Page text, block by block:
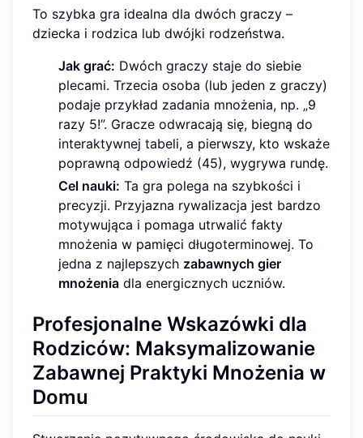
To szybka gra idealna dla dwóch graczy –
dziecka i rodzica lub dwójki rodzeństwa.
Jak grać: Dwóch graczy staje do siebie
plecami. Trzecia osoba (lub jeden z graczy)
podaje przykład zadania mnożenia, np. „9
razy 5!”. Gracze odwracają się, biegną do
interaktywnej tabeli, a pierwszy, kto wskaże
poprawną odpowiedź (45), wygrywa rundę.
Cel nauki: Ta gra polega na szybkości i
precyzji. Przyjazna rywalizacja jest bardzo
motywująca i pomaga utrwalić fakty
mnożenia w pamięci długoterminowej. To
jedna z najlepszych zabawnych gier
mnożenia dla energicznych uczniów.
Profesjonalne Wskazówki dla
Rodziców: Maksymalizowanie
Zabawnej Praktyki Mnożenia w
Domu